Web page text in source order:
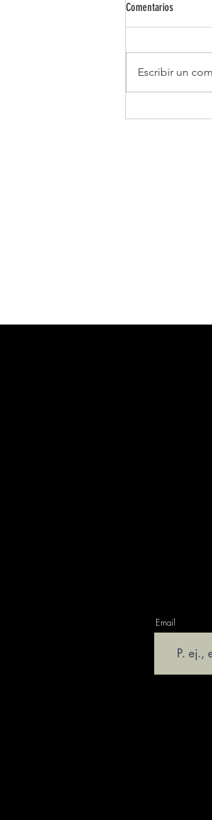
Comentarios
Escribir un
Email